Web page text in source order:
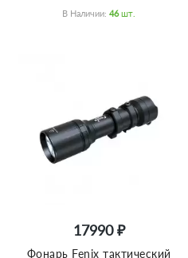
В Наличии: 46 Шт.
17990 ₽
Фонарь Fenix тактический